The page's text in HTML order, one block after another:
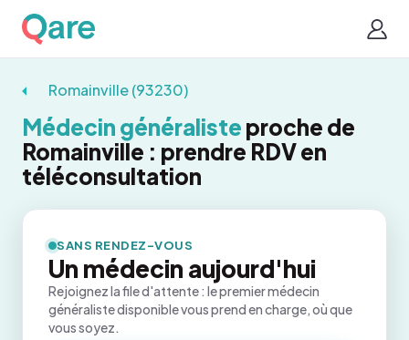
Romainville (93230)
Médecin généraliste proche de
Romainville : prendre RDV en
téléconsultation
SANS RENDEZ-VOUS
Un médecin aujourd'hui
Rejoignez la file d'attente : le premier médecin
généraliste disponible vous prend en charge, où que
vous soyez.